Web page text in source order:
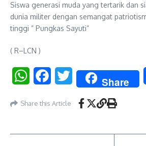
Siswa generasi muda yang tertarik dan
dunia militer dengan semangat
tinggi ” Pungkas Sayuti”
( R–LCN )
WhatsAppFacebookTwitter Share
Share this Article